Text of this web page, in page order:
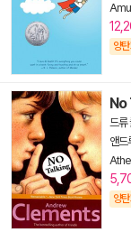
양
No
드류
앤드
양